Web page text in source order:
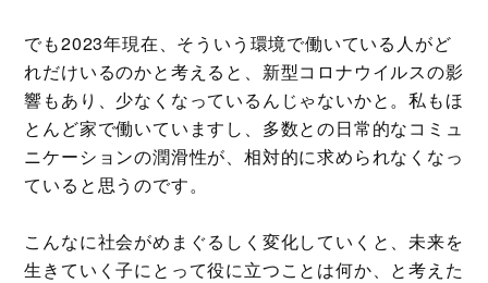
でも2023年現在、そういう環境で働いている人がど
れだけいるのかと考えると、新型コロナウイルスの影
響もあり、少なくなっているんじゃないかと。私もほ
とんど家で働いていますし、多数との日常的なコミュ
ニケーションの潤滑性が、相対的に求められなくなっ
ていると思うのです。
こんなに社会がめまぐるしく変化していくと、未来を
生きていく子にとって役に立つことは何か、と考えた